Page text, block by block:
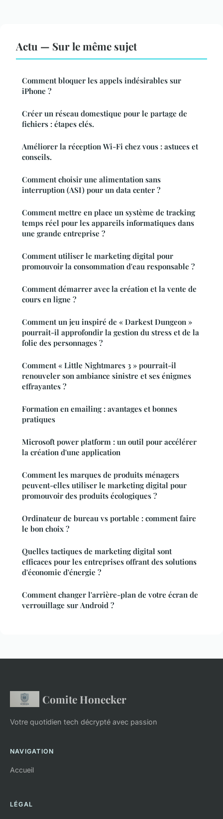
Actu — Sur le même sujet
Comment bloquer les appels indésirables sur
iPhone ?
Créer un réseau domestique pour le partage de
fichiers : étapes clés.
Améliorer la réception Wi-Fi chez vous : astuces et
conseils.
Comment choisir une alimentation sans
interruption (ASI) pour un data center ?
Comment mettre en place un système de tracking
temps réel pour les appareils informatiques dans
une grande entreprise ?
Comment utiliser le marketing digital pour
promouvoir la consommation d'eau responsable ?
Comment démarrer avec la création et la vente de
cours en ligne ?
Comment un jeu inspiré de « Darkest Dungeon »
pourrait-il approfondir la gestion du stress et de la
folie des personnages ?
Comment « Little Nightmares 3 » pourrait-il
renouveler son ambiance sinistre et ses énigmes
effrayantes ?
Formation en emailing : avantages et bonnes
pratiques
Microsoft power platform : un outil pour accélérer
la création d'une application
Comment les marques de produits ménagers
peuvent-elles utiliser le marketing digital pour
promouvoir des produits écologiques ?
Ordinateur de bureau vs portable : comment faire
le bon choix ?
Quelles tactiques de marketing digital sont
efficaces pour les entreprises offrant des solutions
d'économie d'énergie ?
Comment changer l'arrière-plan de votre écran de
verrouillage sur Android ?
Comite Honecker
Votre quotidien tech décrypté avec passion
NAVIGATION
Accueil
LÉGAL